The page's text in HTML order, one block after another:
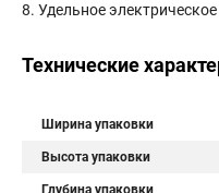
8. Удельное
Технические
Ширина упаковки
Высота упаковки
Глубина упаковки